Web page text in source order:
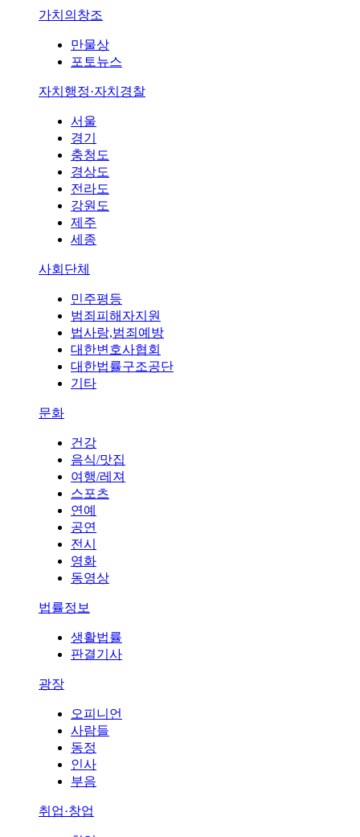
가치의창조
만물상
포토뉴스
자치행정·자치경찰
서울
경기
충청도
경상도
전라도
강원도
제주
세종
사회단체
민주평등
범죄피해자지원
법사랑,범죄예방
대한변호사협회
대한법률구조공단
기타
문화
건강
음식/맛집
여행/레져
스포츠
연예
공연
전시
영화
동영상
법률정보
생활법률
판결기사
광장
오피니언
사람들
동정
인사
부음
취업·창업